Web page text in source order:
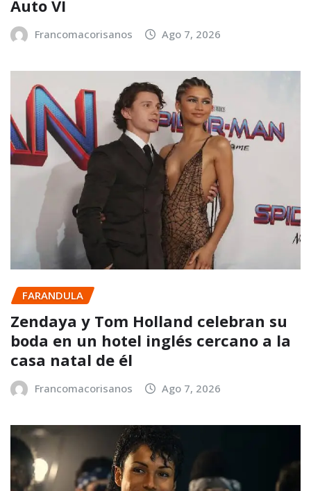
Auto VI
Francomacorisanos Ago 7, 2026
FARANDULA
Zendaya y Tom Holland celebran su
boda en un hotel inglés cercano a la
casa natal de él
Francomacorisanos Ago 7, 2026